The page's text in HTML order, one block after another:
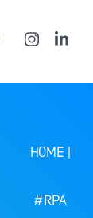
HOME |
#RPA